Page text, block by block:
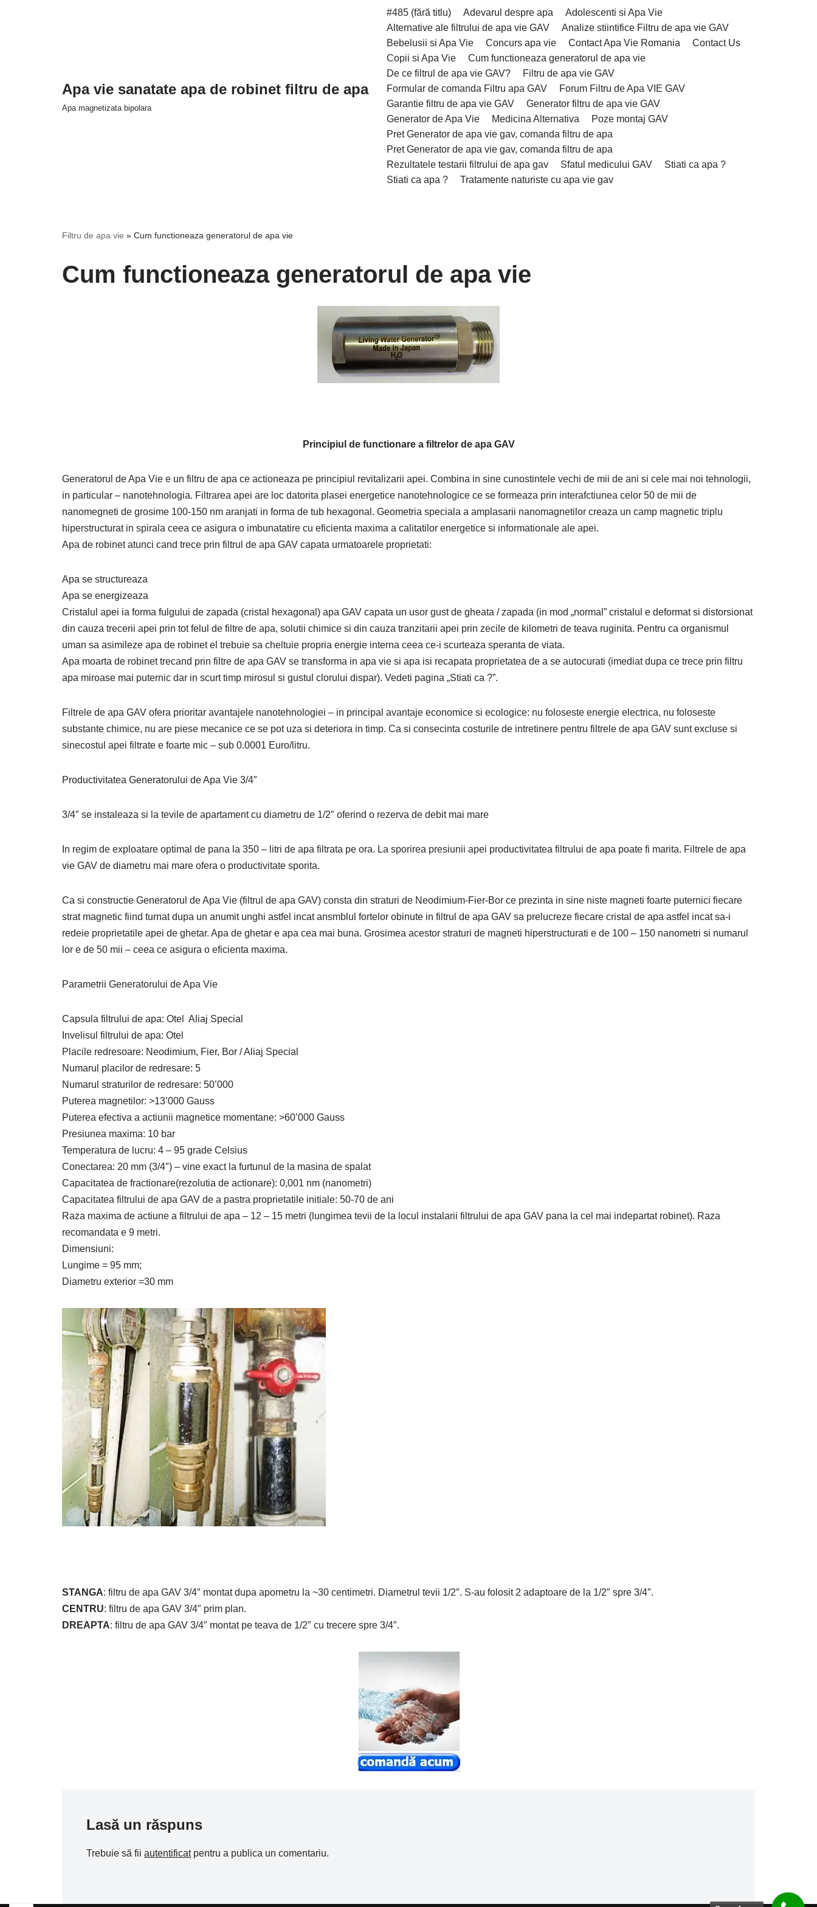
Apa vie sanatate apa de robinet filtru de apa
Apa magnetizata bipolara
#485 (fără titlu) Adevarul despre apa
Adolescenti si Apa Vie
Alternative ale filtrului de apa vie GAV
Analize stiintifice Filtru de apa vie GAV
Bebelusii si Apa Vie
Concurs apa vie Contact Apa Vie Romania
Contact Us
Copii si Apa Vie
Cum functioneaza generatorul de apa vie
De ce filtrul de apa vie GAV?
Filtru de apa vie GAV
Formular de comanda Filtru apa GAV
Forum Filtru de Apa VIE GAV
Garantie filtru de apa vie GAV
Generator filtru de apa vie GAV
Generator de Apa Vie
Medicina Alternativa
Poze montaj GAV
Pret Generator de apa vie gav, comanda filtru de apa
Pret Generator de apa vie gav, comanda filtru de apa
Rezultatele testarii filtrului de apa gav
Sfatul medicului GAV
Stiati ca apa ?
Stiati ca apa ?
Tratamente naturiste cu apa vie gav
Filtru de apa vie » Cum functioneaza generatorul de apa vie
Cum functioneaza generatorul de apa vie
Principiul de functionare a filtrelor de apa GAV
Generatorul de Apa Vie e un filtru de apa ce actioneaza pe principiul revitalizarii apei. Combina in sine cunostintele vechi de mii de ani si cele mai noi tehnologii,
in particular – nanotehnologia. Filtrarea apei are loc datorita plasei energetice nanotehnologice ce se formeaza prin interafctiunea celor 50 de mii de
nanomegneti de grosime 100-150 nm aranjati in forma de tub hexagonal. Geometria speciala a amplasarii nanomagnetilor creaza un camp magnetic triplu
hiperstructurat in spirala ceea ce asigura o imbunatatire cu eficienta maxima a calitatilor energetice si informationale ale apei.
Apa de robinet atunci cand trece prin filtrul de apa GAV capata urmatoarele proprietati:
Apa se structureaza
Apa se energizeaza
Cristalul apei ia forma fulgului de zapada (cristal hexagonal) apa GAV capata un usor gust de gheata / zapada (in mod „normal” cristalul e deformat si distorsionat
din cauza trecerii apei prin tot felul de filtre de apa, solutii chimice si din cauza tranzitarii apei prin zecile de kilometri de teava ruginita. Pentru ca organismul
uman sa asimileze apa de robinet el trebuie sa cheltuie propria energie interna ceea ce-i scurteaza speranta de viata.
Apa moarta de robinet trecand prin filtre de apa GAV se transforma in apa vie si apa isi recapata proprietatea de a se autocurati (imediat dupa ce trece prin filtru
apa miroase mai puternic dar in scurt timp mirosul si gustul clorului dispar). Vedeti pagina „Stiati ca ?”.
Filtrele de apa GAV ofera prioritar avantajele nanotehnologiei – in principal avantaje economice si ecologice: nu foloseste energie electrica, nu foloseste
substante chimice, nu are piese mecanice ce se pot uza si deteriora in timp. Ca si consecinta costurile de intretinere pentru filtrele de apa GAV sunt excluse si
sinecostul apei filtrate e foarte mic – sub 0.0001 Euro/litru.
Productivitatea Generatorului de Apa Vie 3/4″
3/4″ se instaleaza si la tevile de apartament cu diametru de 1/2″ oferind o rezerva de debit mai mare
In regim de exploatare optimal de pana la 350 – litri de apa filtrata pe ora. La sporirea presiunii apei productivitatea filtrului de apa poate fi marita. Filtrele de apa
vie GAV de diametru mai mare ofera o productivitate sporita.
Ca si constructie Generatorul de Apa Vie (filtrul de apa GAV) consta din straturi de Neodimium-Fier-Bor ce prezinta in sine niste magneti foarte puternici fiecare
strat magnetic fiind turnat dupa un anumit unghi astfel incat ansmblul fortelor obinute in filtrul de apa GAV sa prelucreze fiecare cristal de apa astfel incat sa-i
redeie proprietatile apei de ghetar. Apa de ghetar e apa cea mai buna. Grosimea acestor straturi de magneti hiperstructurati e de 100 – 150 nanometri si numarul
lor e de 50 mii – ceea ce asigura o eficienta maxima.
Parametrii Generatorului de Apa Vie
Capsula filtrului de apa: Otel Aliaj Special
Invelisul filtrului de apa: Otel
Placile redresoare: Neodimium, Fier, Bor / Aliaj Special
Numarul placilor de redresare: 5
Numarul straturilor de redresare: 50’000
Puterea magnetilor: >13’000 Gauss
Puterea efectiva a actiunii magnetice momentane: >60’000 Gauss
Presiunea maxima: 10 bar
Temperatura de lucru: 4 – 95 grade Celsius
Conectarea: 20 mm (3/4″) – vine exact la furtunul de la masina de spalat
Capacitatea de fractionare(rezolutia de actionare): 0,001 nm (nanometri)
Capacitatea filtrului de apa GAV de a pastra proprietatile initiale: 50-70 de ani
Raza maxima de actiune a filtrului de apa – 12 – 15 metri (lungimea tevii de la locul instalarii filtrului de apa GAV pana la cel mai indepartat robinet). Raza
recomandata e 9 metri.
Dimensiuni:
Lungime = 95 mm;
Diametru exterior =30 mm
STANGA: filtru de apa GAV 3/4″ montat dupa apometru la ~30 centimetri. Diametrul tevii 1/2″. S-au folosit 2 adaptoare de la 1/2″ spre 3/4″.
CENTRU: filtru de apa GAV 3/4″ prim plan.
DREAPTA: filtru de apa GAV 3/4″ montat pe teava de 1/2″ cu trecere spre 3/4″.
Lasă un răspuns
Trebuie să fii autentificatpentru a publica un comentariu.